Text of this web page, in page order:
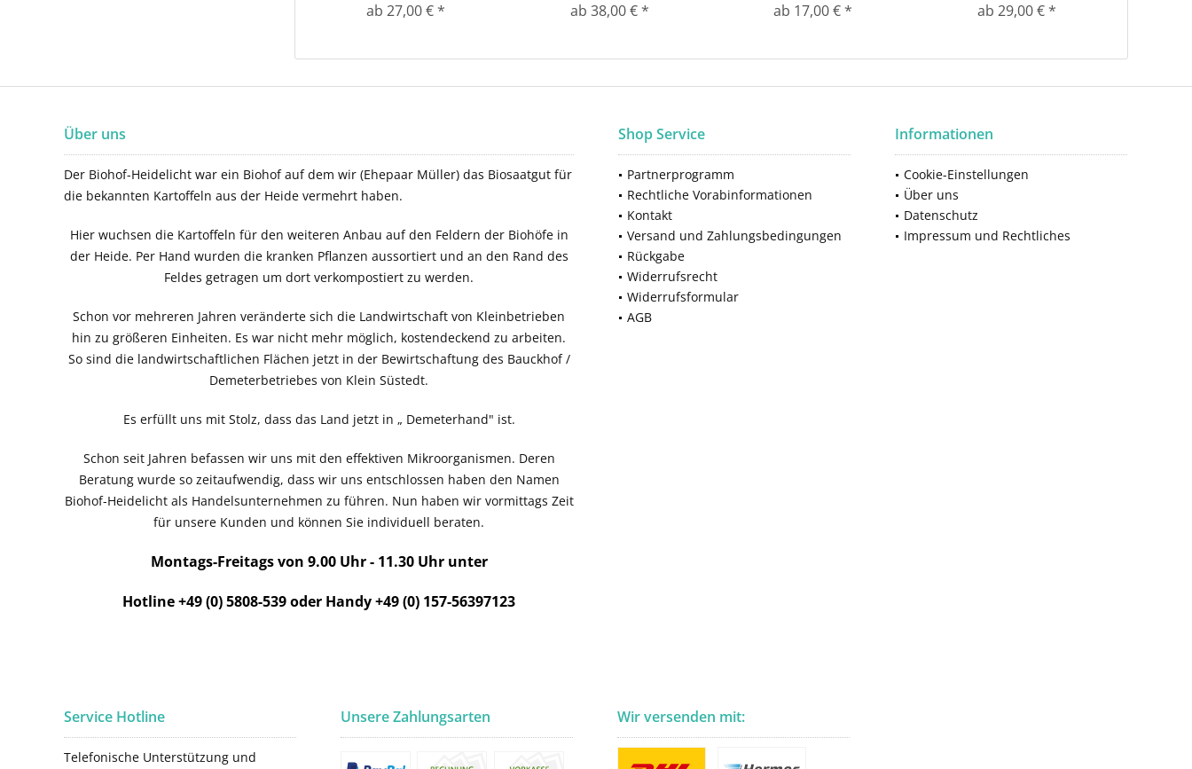
ab 27,00 € * ab 38,00 € * ab 17,00 € * ab 29,00 € *
Über uns
Der Biohof-Heidelicht war ein Biohof auf dem wir (Ehepaar Müller) das Biosaatgut für
die bekannten Kartoffeln aus der Heide vermehrt haben.
Hier wuchsen die Kartoffeln für den weiteren Anbau auf den Feldern der Biohöfe in
der Heide. Per Hand wurden die kranken Pflanzen aussortiert und an den Rand des
Feldes getragen um dort verkompostiert zu werden.
Schon vor mehreren Jahren veränderte sich die Landwirtschaft von Kleinbetrieben
hin zu größeren Einheiten. Es war nicht mehr möglich, kostendeckend zu arbeiten.
So sind die landwirtschaftlichen Flächen jetzt in der Bewirtschaftung des Bauckhof /
Demeterbetriebes von Klein Süstedt.
Es erfüllt uns mit Stolz, dass das Land jetzt in „ Demeterhand" ist.
Schon seit Jahren befassen wir uns mit den effektiven Mikroorganismen. Deren
Beratung wurde so zeitaufwendig, dass wir uns entschlossen haben den Namen
Biohof-Heidelicht als Handelsunternehmen zu führen. Nun haben wir vormittags Zeit
für unsere Kunden und können Sie individuell beraten.
Montags-Freitags von 9.00 Uhr - 11.30 Uhr unter
Hotline +49 (0) 5808-539 oder Handy +49 (0) 157-56397123
Shop Service
Partnerprogramm
Rechtliche Vorabinformationen
Kontakt
Versand und Zahlungsbedingungen
Rückgabe
Widerrufsrecht
Widerrufsformular
AGB
Informationen
Cookie-Einstellungen
Über uns
Datenschutz
Impressum und Rechtliches
Service Hotline
Telefonische Unterstützung und
Unsere Zahlungsarten Wir versenden mit: